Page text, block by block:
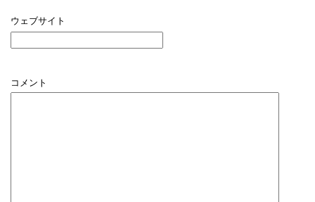
ウェブサイト
コメント